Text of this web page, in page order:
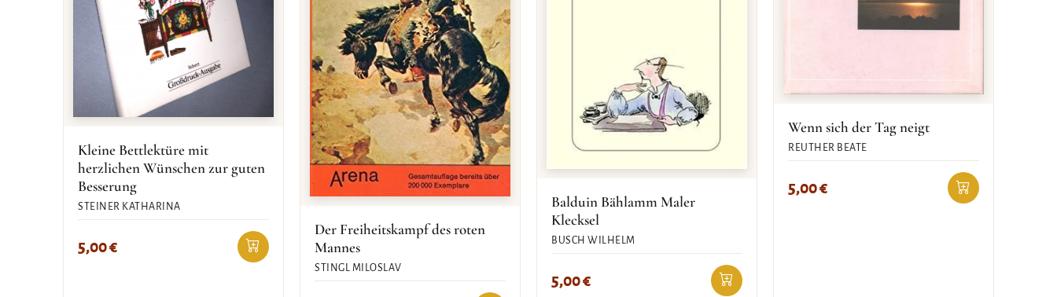
Kleine Bettlektüre mit
herzlichen Wünschen zur guten
Besserung
STEINER KATHARINA
5,00€
Der Freiheitskampf des roten
Mannes
STINGL MILOSLAV
Balduin Bählamm Maler
Klecksel
BUSCH WILHELM
5,00€
Wenn sich der Tag neigt
REUTHER BEATE
5,00€